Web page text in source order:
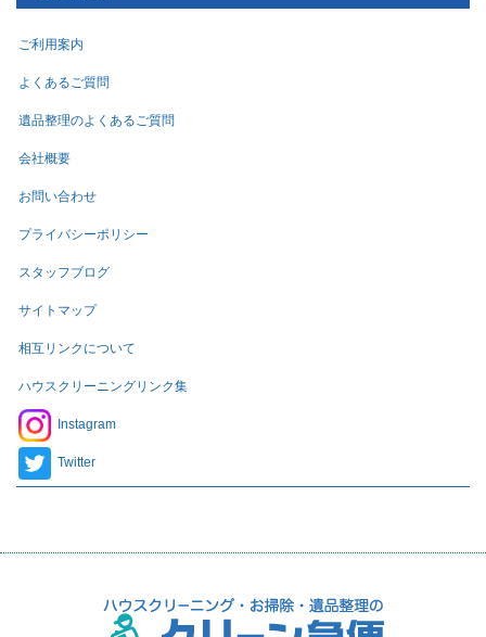
ご利用案内
よくあるご質問
遺品整理のよくあるご質問
会社概要
お問い合わせ
プライバシーポリシー
スタッフブログ
サイトマップ
相互リンクについて
ハウスクリーニングリンク集
Instagram
Twitter